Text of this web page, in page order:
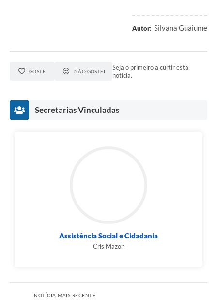
Autor: Silvana Guaiume
GOSTEI NÃO GOSTEI
Seja o primeiro a curtir esta
notícia.
Secretarias Vinculadas
Assistência Social e Cidadania
Cris Mazon
NOTÍCIA MAIS RECENTE